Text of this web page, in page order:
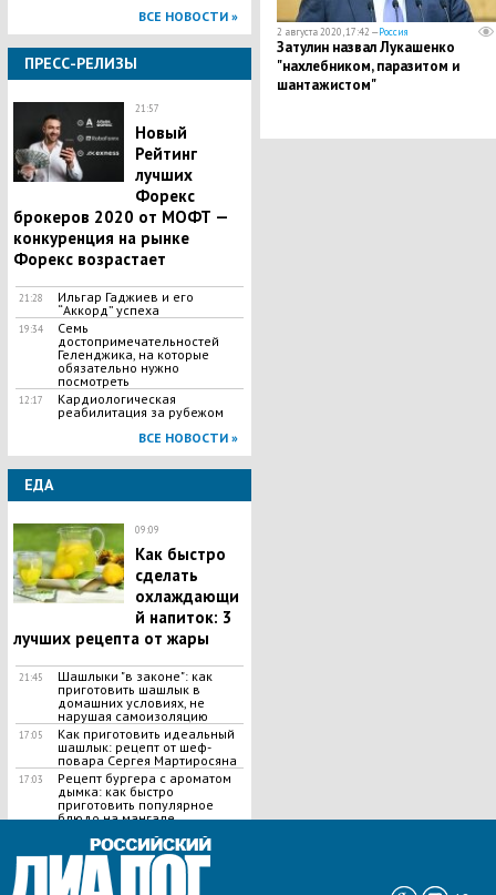
ВСЕ НОВОСТИ »
ПРЕСС-РЕЛИЗЫ
21:57
Новый
Рейтинг
лучших
Форекс
брокеров 2020 от МОФТ —
конкуренция на рынке
Форекс возрастает
21:28
Ильгар Гаджиев и его
“Аккорд” успеха
19:34
Семь
достопримечательностей
Геленджика, на которые
обязательно нужно
посмотреть
12:17
Кардиологическая
реабилитация за рубежом
ВСЕ НОВОСТИ »
ЕДА
09:09
Как быстро
сделать
охлаждающи
й напиток: 3
лучших рецепта от жары
21:45
Шашлыки "в законе": как
приготовить шашлык в
домашних условиях, не
нарушая самоизоляцию
17:05
Как приготовить идеальный
шашлык​: рецепт от шеф-
повара Сергея Мартиросяна
17:03
Рецепт бургера с ароматом
дымка: как быстро
приготовить популярное
блюдо на мангале
ВСЕ НОВОСТИ »
2 августа 2020, 17:42 —Россия
Затулин назвал Лукашенко
"нахлебником, паразитом и
шантажистом"